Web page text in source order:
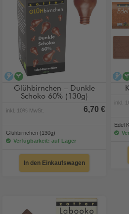
alkoholfrei
vegan
Glühbirnchen – Dunkle
Schoko 60% (130g)
inkl. 10% MwSt. 6,70 €
Glühbirnchen (130g)
Verfügbarkeit: auf Lager
In den Einkaufswagen
inkl.
Edel